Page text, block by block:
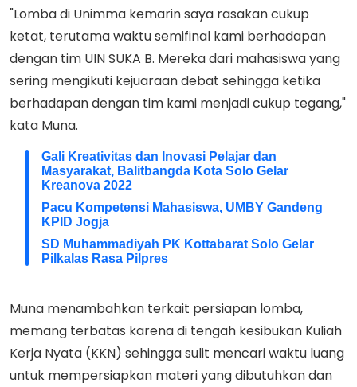
"Lomba di Unimma kemarin saya rasakan cukup
ketat, terutama waktu semifinal kami berhadapan
dengan tim UIN SUKA B. Mereka dari mahasiswa yang
sering mengikuti kejuaraan debat sehingga ketika
berhadapan dengan tim kami menjadi cukup tegang,"
kata Muna.
Gali Kreativitas dan Inovasi Pelajar dan
Masyarakat, Balitbangda Kota Solo Gelar
Kreanova 2022
Pacu Kompetensi Mahasiswa, UMBY Gandeng
KPID Jogja
SD Muhammadiyah PK Kottabarat Solo Gelar
Pilkalas Rasa Pilpres
Muna menambahkan terkait persiapan lomba,
memang terbatas karena di tengah kesibukan Kuliah
Kerja Nyata (KKN) sehingga sulit mencari waktu luang
untuk mempersiapkan materi yang dibutuhkan dan